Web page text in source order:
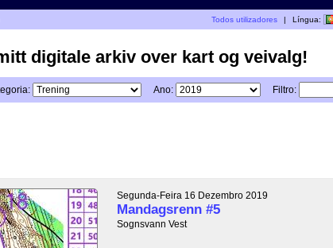
Todos utilizadores | Língua:
digitale arkiv over kart og veivalg!
Ano: Filtro:
Segunda-Feira 16 Dezembro 2019
Mandagsrenn #5
Sognsvann Vest